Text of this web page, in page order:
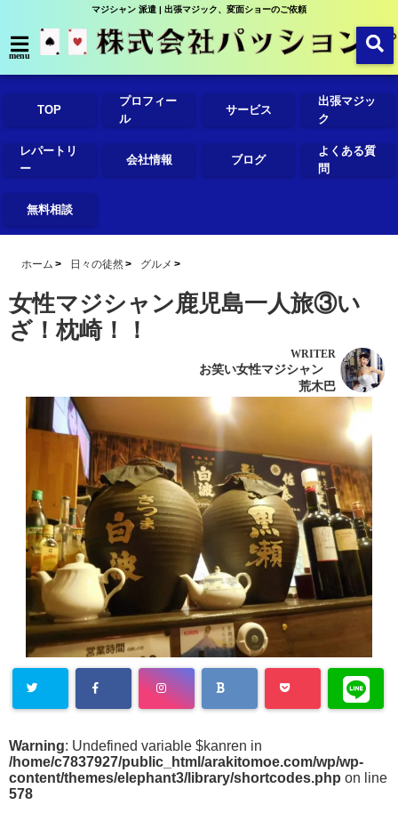
マジシャン 派遣 | 出張マジック、変面ショーのご依頼
menu
TOP
プロフィー
ル
サービス
出張マジッ
ク
レパートリ
ー
会社情報 ブログ
よくある質
問
無料相談
ホーム 日々の徒然 グルメ
女性マジシャン鹿児島一人旅③い
ざ！枕崎！！
WRITER
お笑い女性マジシャン
荒木巴
Warning: Undefined variable $kanren in
/home/c7837927/public_html/arakitomoe.com/wp/wp-
content/themes/elephant3/library/shortcodes.php on line
578